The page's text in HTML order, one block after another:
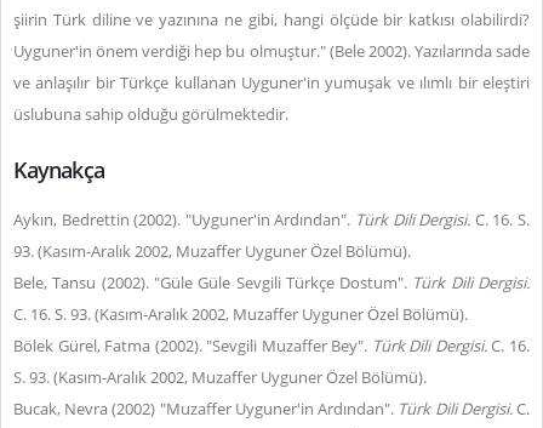
şiirin Türk diline ve yazınına ne gibi, hangi ölçüde bir katkısı olabilirdi?
Uyguner'in önem verdiği hep bu olmuştur." (Bele 2002). Yazılarında sade
ve anlaşılır bir Türkçe kullanan Uyguner'in yumuşak ve ılımlı bir eleştiri
üslubuna sahip olduğu görülmektedir.
Kaynakça
Aykın, Bedrettin (2002). "Uyguner'in Ardından". Türk Dili Dergisi. C. 16. S.
93. (Kasım-Aralık 2002, Muzaffer Uyguner Özel Bölümü).
Bele, Tansu (2002). "Güle Güle Sevgili Türkçe Dostum". Türk Dili Dergisi.
C. 16. S. 93. (Kasım-Aralık 2002, Muzaffer Uyguner Özel Bölümü).
Bölek Gürel, Fatma (2002). "Sevgili Muzaffer Bey". Türk Dili Dergisi.C. 16.
S. 93. (Kasım-Aralık 2002, Muzaffer Uyguner Özel Bölümü).
Bucak, Nevra (2002) "Muzaffer Uyguner'in Ardından". Türk Dili Dergisi.C.